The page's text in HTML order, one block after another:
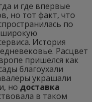
и где впервые
но тот факт, что
по
широкую
История
Расцвет
пришелся как
благоухали
украшали
но доставка
в таком